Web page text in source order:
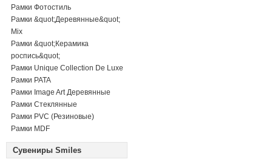
Рамки Фотостиль
Рамки &quot;Деревянные&quot;
Mix
Рамки &quot;Керамика
роспись&quot;
Рамки Unique Collection De Luxe
Рамки PATA
Рамки Image Art Деревянные
Рамки Стеклянные
Рамки PVC (Резиновые)
Рамки MDF
Сувениры Smiles